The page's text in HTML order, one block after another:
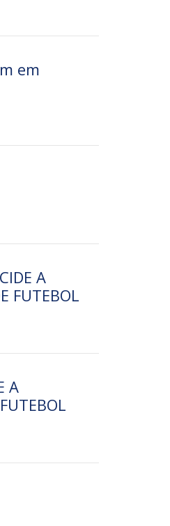
em
A
FUTEBOL
A